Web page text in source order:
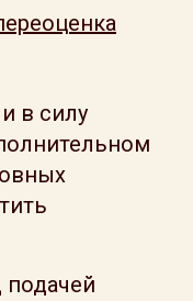
в силу
подачей